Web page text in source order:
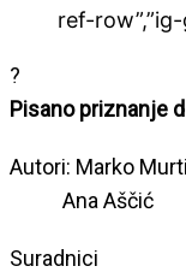
ref-
?
Pisano priznanje
Autori: Marko
Ana Aščić
Suradnici